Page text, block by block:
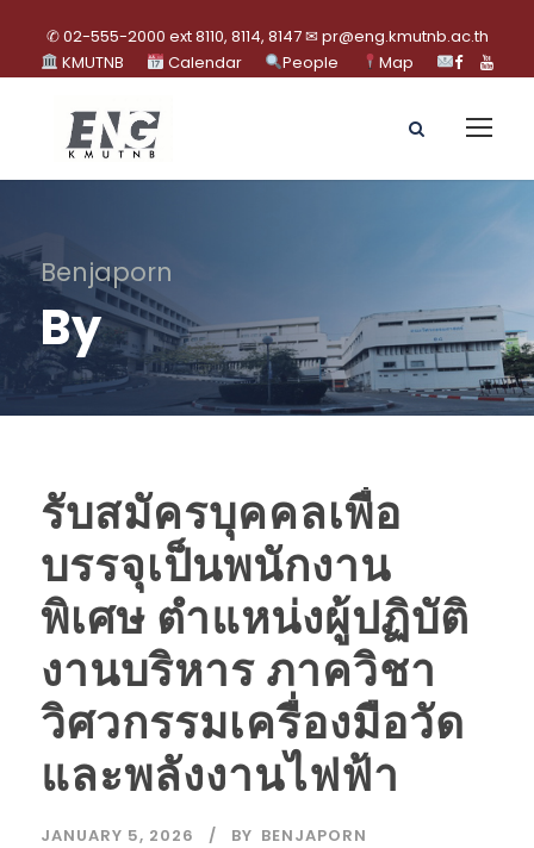
✆ 02-555-2000 ext 8110, 8114, 8147 ✉ pr@eng.kmutnb.ac.th
KMUTNB
Calendar People Map
Benjaporn
By
รับสมัครบุคคลเพื่อ
บรรจุเป็นพนักงาน
พิเศษ ตำแหน่งผู้ปฏิบัติ
งานบริหาร ภาควิชา
วิศวกรรมเครื่องมือวัด
และพลังงานไฟฟ้า
JANUARY 5, 2026 BY BENJAPORN